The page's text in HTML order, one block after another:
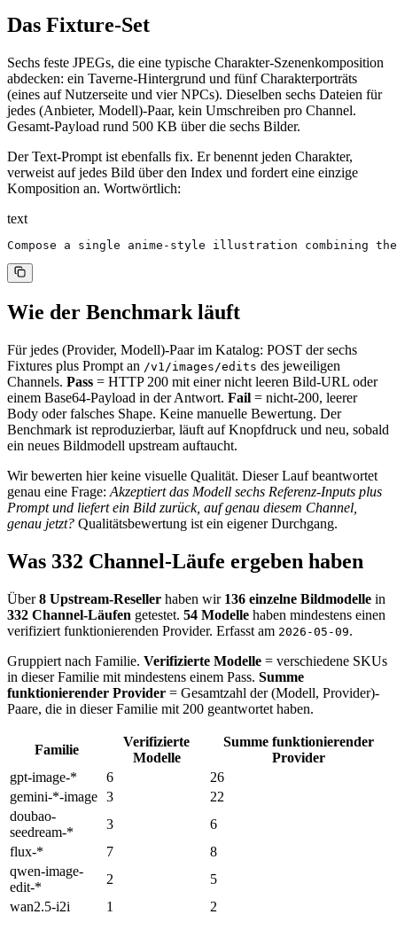
Das Fixture-Set
Sechs feste JPEGs, die eine typische Charakter-Szenenkomposition
abdecken: ein Taverne-Hintergrund und fünf Charakterporträts
(eines auf Nutzerseite und vier NPCs). Dieselben sechs Dateien für
jedes (Anbieter, Modell)-Paar, kein Umschreiben pro Channel.
Gesamt-Payload rund 500 KB über die sechs Bilder.
Der Text-Prompt ist ebenfalls fix. Er benennt jeden Charakter,
verweist auf jedes Bild über den Index und fordert eine einzige
Komposition an. Wortwörtlich:
text
Compose a single anime-style illustration combining
Wie der Benchmark läuft
Für jedes (Provider, Modell)-Paar im Katalog: POST der sechs
Fixtures plus Prompt an /v1/images/edits des jeweiligen
Channels. Pass = HTTP 200 mit einer nicht leeren Bild-URL oder
einem Base64-Payload in der Antwort. Fail = nicht-200, leerer
Body oder falsches Shape. Keine manuelle Bewertung. Der
Benchmark ist reproduzierbar, läuft auf Knopfdruck und neu, sobald
ein neues Bildmodell upstream auftaucht.
Wir bewerten hier keine visuelle Qualität. Dieser Lauf beantwortet
genau eine Frage: Akzeptiert das Modell sechs Referenz-Inputs plus
Prompt und liefert ein Bild zurück, auf genau diesem Channel,
genau jetzt? Qualitätsbewertung ist ein eigener Durchgang.
Was 332 Channel-Läufe ergeben haben
Über8 Upstream-Reseller haben wir 136 einzelne Bildmodelle in
332 Channel-Läufen getestet. 54 Modelle haben mindestens einen
verifiziert funktionierenden Provider. Erfasst am 2026-05-09.
Gruppiert nach Familie. Verifizierte Modelle = verschiedene SKUs
in dieser Familie mit mindestens einem Pass. Summe
funktionierender Provider = Gesamtzahl der (Modell, Provider)-
Paare, die in dieser Familie mit 200 geantwortet haben.
Familie
Verifizierte
Modelle
Summe funktionierender
Provider
gpt-image-*
6
26
gemini-*-image 3
22
doubao-
seedream-*
3
6
flux-*
7
8
qwen-image-
edit-*
2
5
wan2.5-i2i
1 2